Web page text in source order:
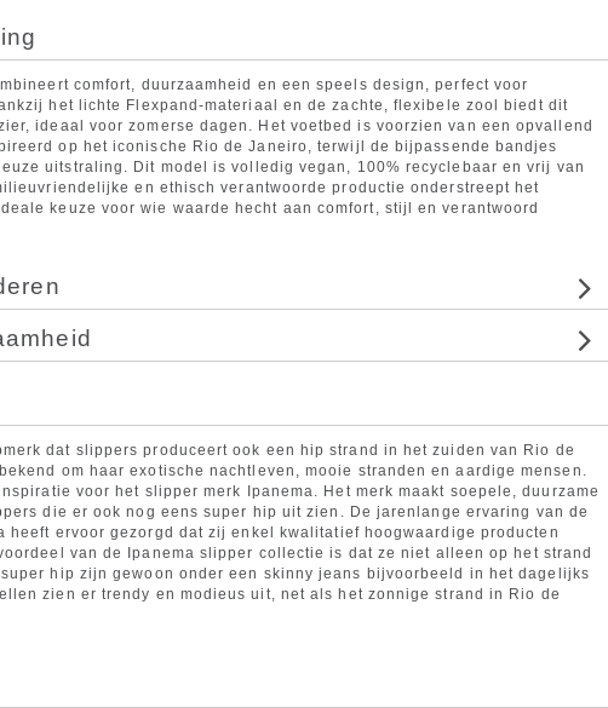
comfort, duurzaamheid en een speels design, perfect voor
het lichte Flexpand-materiaal en de zachte, flexibele zool biedt dit
ideaal voor zomerse dagen. Het voetbed is voorzien van een opvallend
op het iconische Rio de Janeiro, terwijl de bijpassende bandjes
uitstraling. Dit model is volledig vegan, 100% recyclebaar en vrij van
en ethisch verantwoorde productie onderstreept het
keuze voor wie waarde hecht aan comfort, stijl en verantwoord
dat slippers produceert ook een hip strand in het zuiden van Rio de
om haar exotische nachtleven, mooie stranden en aardige mensen.
voor het slipper merk Ipanema. Het merk maakt soepele, duurzame
die er ook nog eens super hip uit zien. De jarenlange ervaring van de
heeft ervoor gezorgd dat zij enkel kwalitatief hoogwaardige producten
van de Ipanema slipper collectie is dat ze niet alleen op het strand
hip zijn gewoon onder een skinny jeans bijvoorbeeld in het dagelijks
zien er trendy en modieus uit, net als het zonnige strand in Rio de